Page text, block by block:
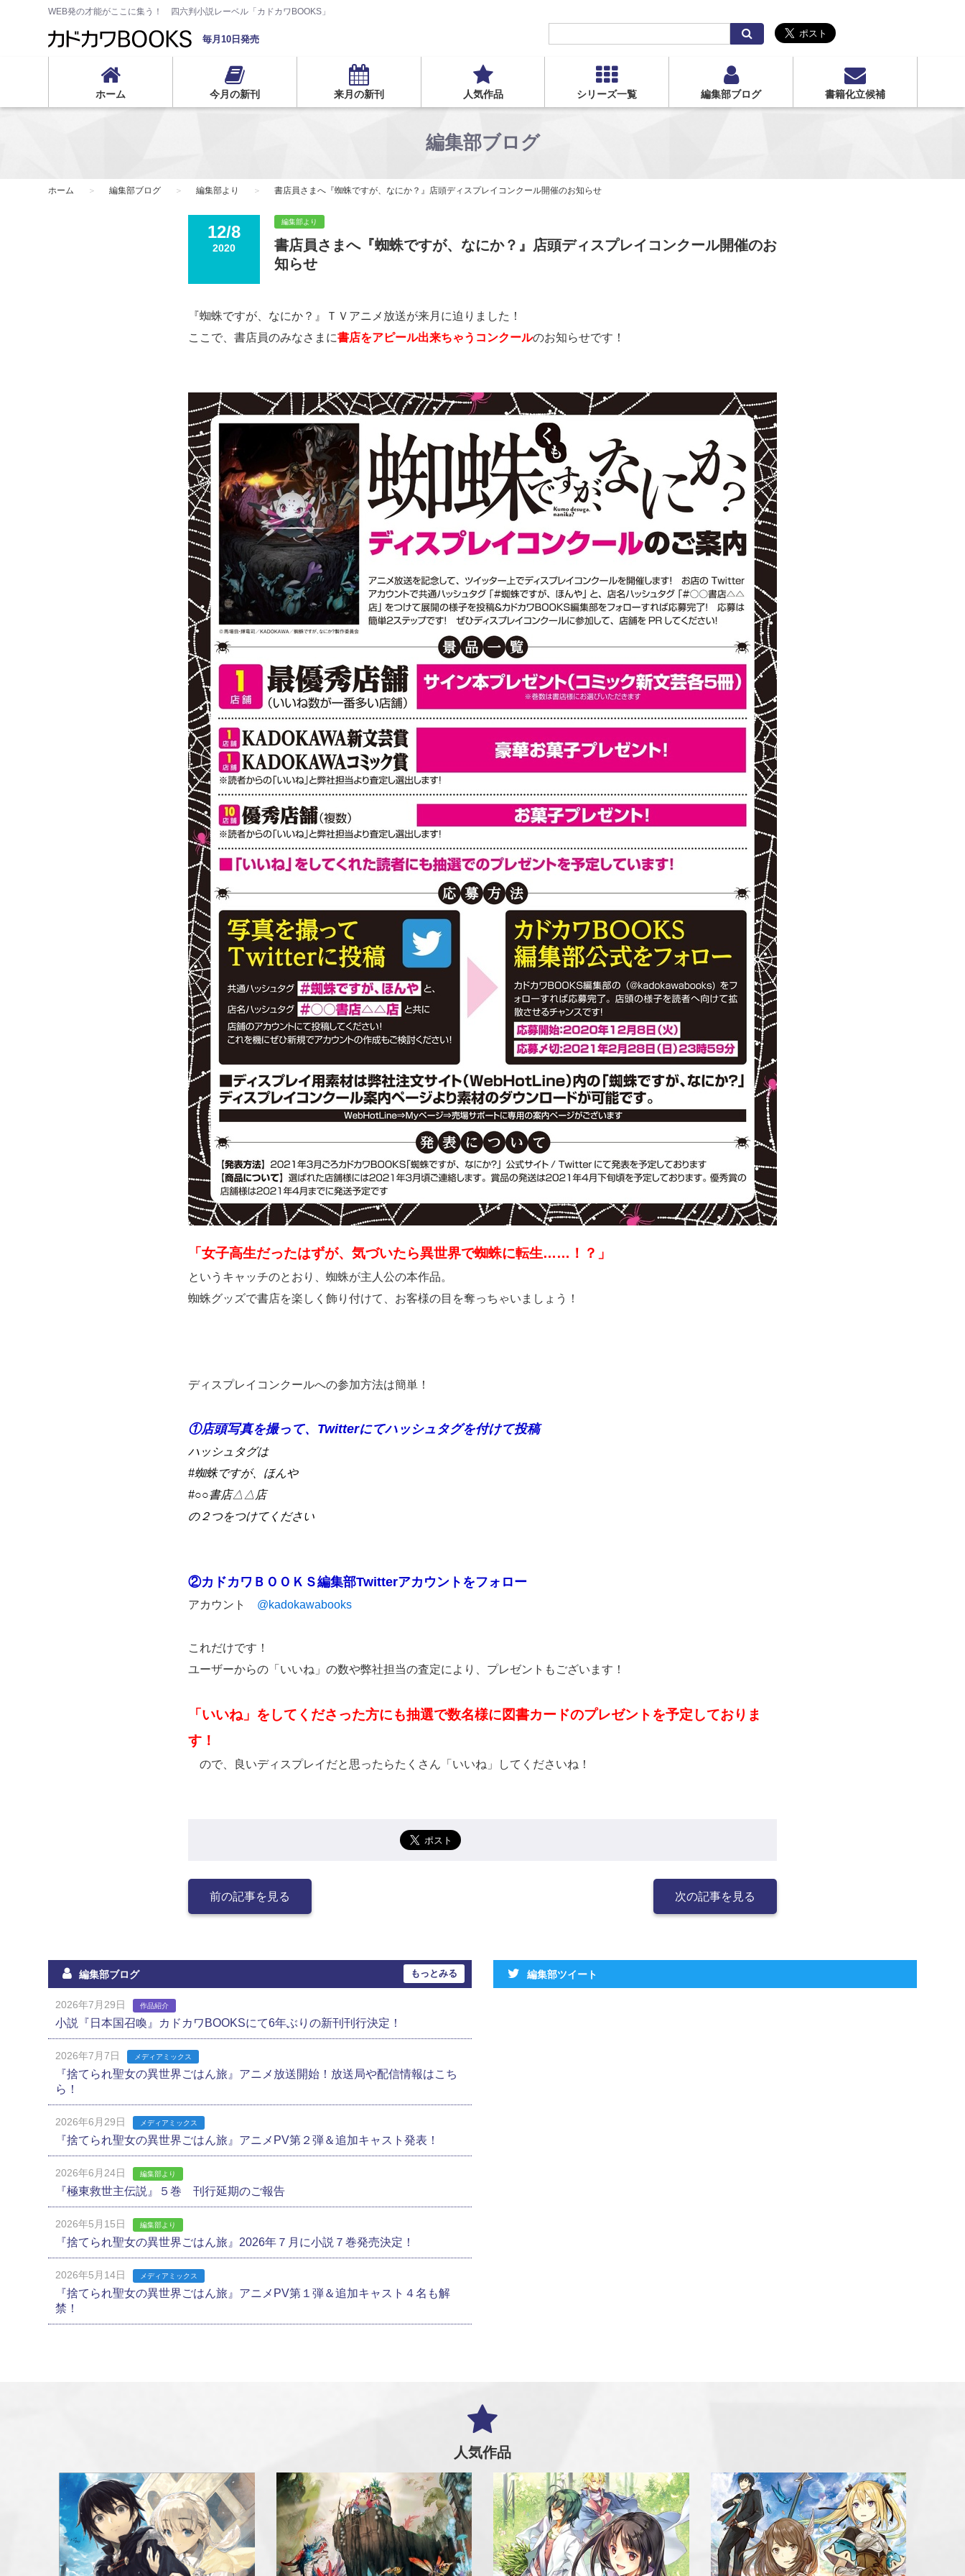
WEB発の才能がここに集う！ 四六判小説レーベル「カドカワBOOKS」
毎月10日発売
索
ホーム 今月の新刊 来月の新刊 人気作品 シリーズ一覧 編集部ブログ 書籍化立候補
編集部ブログ
ホーム 編集部ブログ 編集部より 書店員さまへ『蜘蛛ですが、なにか？』店頭ディスプレイコンクール開催のお知らせ
12/8
2020
編集部より
書店員さまへ『蜘蛛ですが、なにか？』店頭ディスプレイコンクール開催のお
知らせ
『蜘蛛ですが、なにか？』ＴＶアニメ放送が来月に迫りました！
ここで、書店員のみなさまに書店をアピール出来ちゃう コンクールのお知らせです！
「女子高生だったはずが、気づいたら異世界で蜘蛛に転生……！？」
というキャッチのとおり、蜘蛛が主人公の本作品。
蜘蛛グッズで書店を楽しく飾り付けて、お客様の目を奪っちゃいましょう！
ディスプレイコンクールへの参加方法は簡単！
①店頭写真を撮って、Twitterにてハッシュタグを付けて投稿
ハッシュタグは
#蜘蛛ですが、ほんや
#○○書店△△店
の２つをつけてください
②カドカワＢＯＯＫＳ編集部Twitterアカウントをフォロー
アカウント @kadokawabooks
これだけです！
ユーザーからの「いいね」の数や弊社担当の査定により、プレゼントもございます！
「いいね」をしてくださった方にも抽選で数名様に図書カードのプレゼントを予定しておりま
す！
ので、良いディスプレイだと思ったらたくさん「いいね」してくださいね！
前の記事を見る 次の記事を見る
編集部ブログ もっとみる
2026年7月29日 作品紹介
小説『日本国召喚』カドカワBOOKSにて6年ぶりの新刊刊行決定！
2026年7月7日 メディアミックス
『捨てられ聖女の異世界ごはん旅』アニメ放送開始！放送局や配信情報はこち
ら！
2026年6月29日 メディアミックス
『捨てられ聖女の異世界ごはん旅』アニメPV第２弾＆追加キャスト発表！
2026年6月24日 編集部より
『極東救世主伝説』５巻 刊行延期のご報告
2026年5月15日 編集部より
『捨てられ聖女の異世界ごはん旅』2026年７月に小説７巻発売決定！
2026年5月14日 メディアミックス
『捨てられ聖女の異世界ごはん旅』アニメPV第１弾＆追加キャスト４名も解
禁！
編集部ツイート
人気作品